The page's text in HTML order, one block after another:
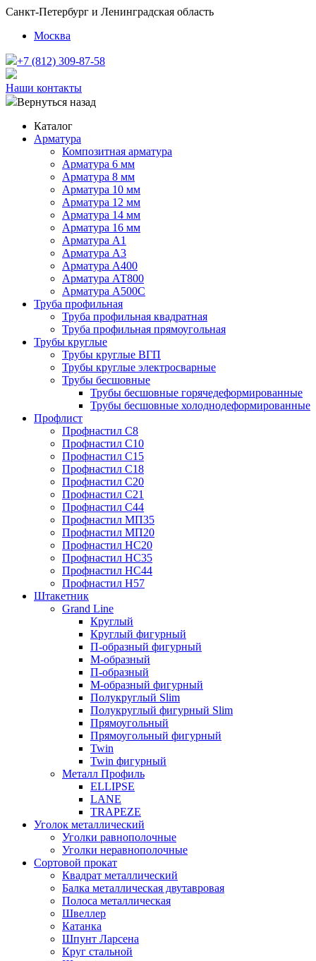
Санкт-Петербург и Ленинградская область
Москва
+7 (812) 309-87-58
Наши контакты
Вернуться назад
Каталог
Арматура
Композитная арматура
Арматура 6 мм
Арматура 8 мм
Арматура 10 мм
Арматура 12 мм
Арматура 14 мм
Арматура 16 мм
Арматура А1
Арматура А3
Арматура А400
Арматура АТ800
Арматура А500С
Труба профильная
Труба профильная квадратная
Труба профильная прямоугольная
Трубы круглые
Трубы круглые ВГП
Трубы круглые электросварные
Трубы бесшовные
Трубы бесшовные горячедеформированные
Трубы бесшовные холоднодеформированные
Профлист
Профнастил С8
Профнастил С10
Профнастил С15
Профнастил С18
Профнастил С20
Профнастил С21
Профнастил С44
Профнастил МП35
Профнастил МП20
Профнастил НС20
Профнастил НС35
Профнастил НС44
Профнастил Н57
Штакетник
Grand Line
Круглый
Круглый фигурный
П-образный фигурный
М-образный
П-образный
М-образный фигурный
Полукруглый Slim
Полукруглый фигурный Slim
Прямоугольный
Прямоугольный фигурный
Twin
Twin фигурный
Металл Профиль
ELLIPSE
LАNE
TRAPEZE
Уголок металлический
Уголки равнополочные
Уголки неравнополочные
Сортовой прокат
Квадрат металлический
Балка металлическая двутавровая
Полоса металлическая
Швеллер
Катанка
Шпунт Ларсена
Круг стальной